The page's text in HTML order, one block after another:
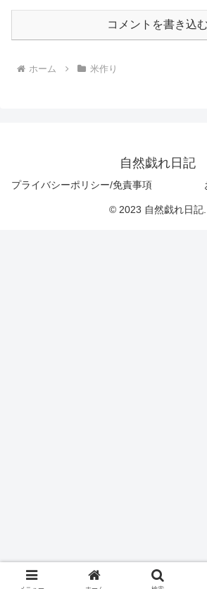
コメントを書き込む
ホーム 米作り
自然戯れ日記
プライバシーポリシー/免責事項
© 2023 自然戯れ日記.